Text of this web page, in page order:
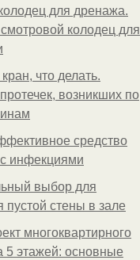
для дренажа.
колодец для
что делать.
возникших по
средство
инфекциями
выбор для
стены в зале
многоквартирного
5 этажей: основные